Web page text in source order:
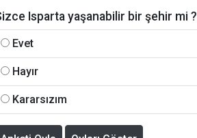
Isparta yaşanabilir bir şehir mi ?
Evet
Hayır
Kararsızım